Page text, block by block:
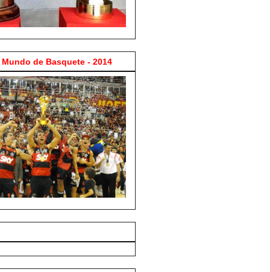
de Basquete - 2014